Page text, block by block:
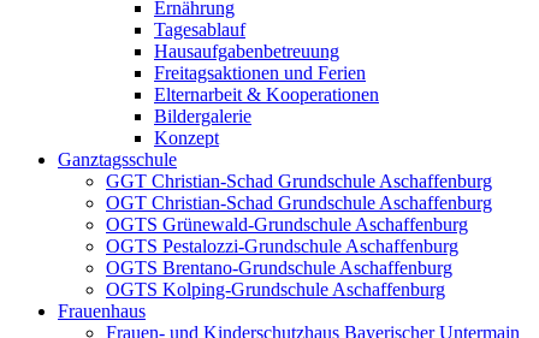
Ernährung
Tagesablauf
Hausaufgabenbetreuung
Freitagsaktionen und Ferien
Elternarbeit & Kooperationen
Bildergalerie
Konzept
Ganztagsschule
GGT Christian-Schad Grundschule Aschaffenburg
OGT Christian-Schad Grundschule Aschaffenburg
OGTS Grünewald-Grundschule Aschaffenburg
OGTS Pestalozzi-Grundschule Aschaffenburg
OGTS Brentano-Grundschule Aschaffenburg
OGTS Kolping-Grundschule Aschaffenburg
Frauenhaus
Frauen- und Kinderschutzhaus Bayerischer Untermain